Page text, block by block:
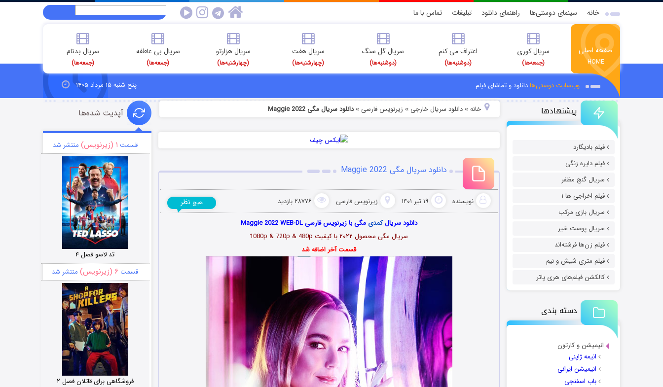
خانه سینمای دوستی‌ها راهنمای دانلود تبلیغات تماس با ما
صفحه اصلی
HOME
سریال کوری
(جمعه‌ها)
اعتراف می کنم
(دوشنبه‌ها)
سریال گل سنگ
(دوشنبه‌ها)
سریال هفت
(چهارشنبه‌ها)
سریال هزارتو
(چهارشنبه‌ها)
سریال بی عاطفه
(جمعه‌ها)
سریال بدنام
(جمعه‌ها)
وب‌سایت دوستی‌هادانلود و تماشای فیلم پنج شنبه ۱۵ مرداد ۱۴۰۵
پیشنهادها
فیلم بادیگارد
فیلم دایره زنگی
سریال گنج مظفر
فیلم اخراجی ها ۱
سریال بازی مرکب
سریال پوست شیر
فیلم زن‌ها فرشته‌اند
فیلم متری شیش و نیم
کالکشن فیلم‌های هری پاتر
دسته بندی
انیمیشن و کارتون
انیمه ژاپنی
انیمیشن ایرانی
باب اسفنجی
خانه» دانلود سریال خارجی » زیرنویس فارسی »دانلود سریال مگی Maggie 2022
دانلود سریال مگی Maggie 2022
نویسنده ۱۹ تیر ۱۴۰۱ زیرنویس فارسی ۲۸۷۷۶ بازدید هیچ نظر
دانلود سریالکمدی مگی با زیرنویس فارسی Maggie 2022 WEB-DL
سریال مگی محصول ۲۰۲۲
با کیفیت 1080p & 720p & 480p
قسمت آخر اضافه شد
آپدیت شده‌ها
قسمت ۱ (زیرنویس) منتشر شد
تد لاسو فصل ۴
قسمت ۶ (زیرنویس) منتشر شد
فروشگاهی برای قاتلان فصل ۲